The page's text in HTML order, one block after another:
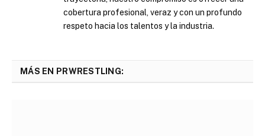
cobertura profesional, veraz y con un profundo
respeto hacia los talentos y la industria.
MÁS EN PRWRESTLING: